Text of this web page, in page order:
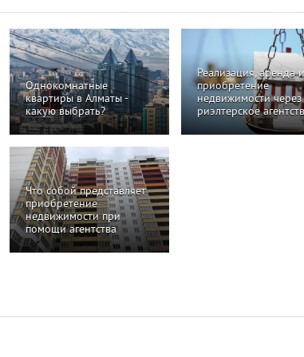
Однокомнатные
квартиры в Алматы -
какую выбрать?
Реализация, аренда и
приобретение
недвижимости через
риэлтерское
Что собой представляет
приобретение
недвижимости при
помощи агентства